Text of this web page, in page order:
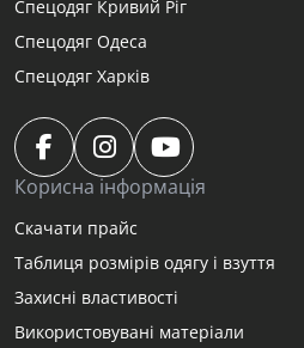
Спецодяг Кривий Ріг
Спецодяг Одеса
Спецодяг Харків
Корисна інформація
Скачати прайс
Таблиця розмірів одягу і взуття
Захисні властивості
Використовувані матеріали